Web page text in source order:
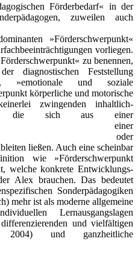
Förderbedarf« in der
zuweilen auch
»Förderschwerpunkt«
vorliegen.
zu benennen,
diagnostischen Feststellung
»emotionale und soziale
körperliche und motorische
zwingenden inhaltlich-
die sich aus einer
einer
oder
ließen. Auch eine scheinbar
wie »Förderschwerpunkt
welche konkrete Entwicklungs-
Alex brauchen. Das bedeutet
Sonderpädagogiken
mehr ist als moderne allgemeine
Lernausgangslagen
und vielfältigen
und ganzheitliche